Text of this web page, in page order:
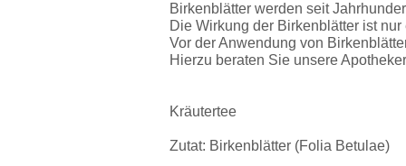
Birkenblätter werden seit
Die Wirkung der Birkenblätter ist
Vor der Anwendung von
Hierzu beraten Sie unsere
Kräutertee
Zutat: Birkenblätter (Folia Betulae)